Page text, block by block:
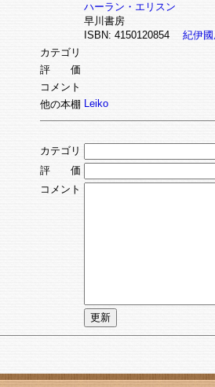
ハーラン・エリスン
早川書房
ISBN: 4150120854 紀伊國
カテゴリ
評 価
コメント
他の本棚 Leiko
カテゴリ
評 価
コメント